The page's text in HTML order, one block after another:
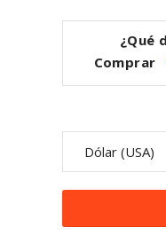
¿Qué
Comprar